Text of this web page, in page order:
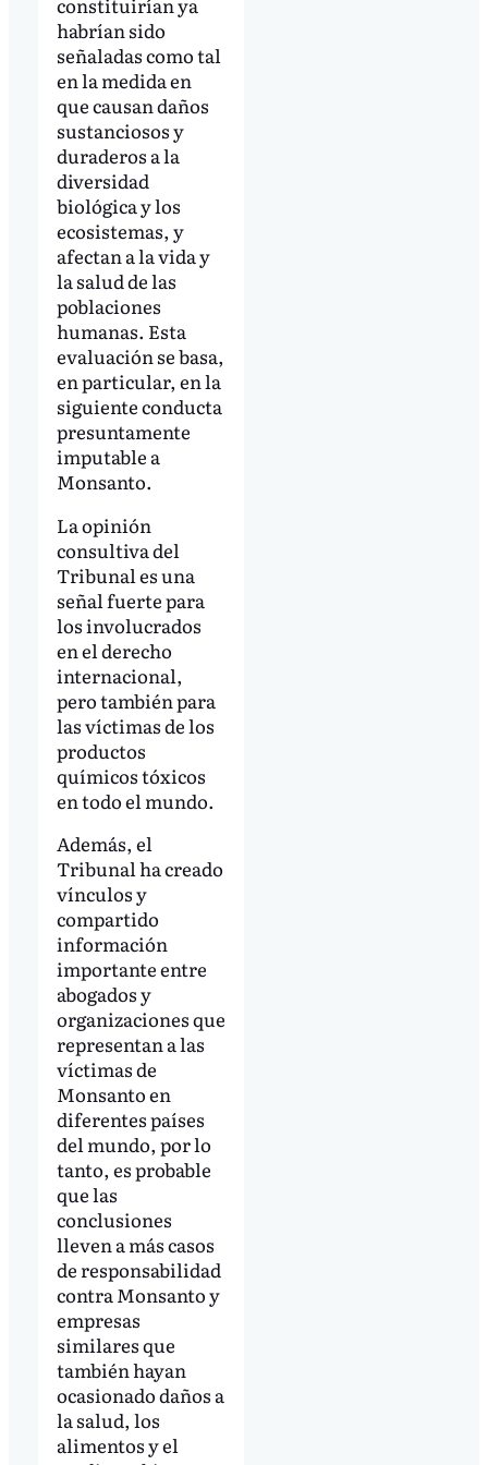
habrían sido
señaladas como tal
en la medida en
que causan daños
sustanciosos y
duraderos a la
diversidad
biológica y los
ecosistemas, y
afectan a la vida y
la salud de las
poblaciones
humanas. Esta
evaluación se basa,
en particular, en la
siguiente conducta
presuntamente
imputable a
Monsanto.
La opinión
consultiva del
Tribunal es una
señal fuerte para
los involucrados
en el derecho
internacional,
pero también para
las víctimas de los
productos
químicos tóxicos
en todo el mundo.
Además, el
Tribunal ha creado
vínculos y
compartido
información
importante entre
abogados y
organizaciones que
representan a las
víctimas de
Monsanto en
diferentes países
del mundo, por lo
tanto, es probable
que las
conclusiones
lleven a más casos
de responsabilidad
contra Monsanto y
empresas
similares que
también hayan
ocasionado daños a
la salud, los
alimentos y el